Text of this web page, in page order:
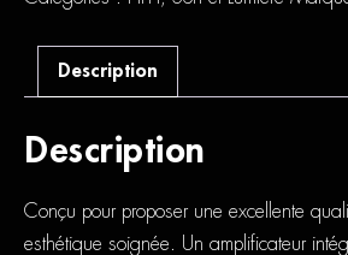
Description
Description
Conçu pour proposer une excellente
esthétique soignée. Un amplificateur